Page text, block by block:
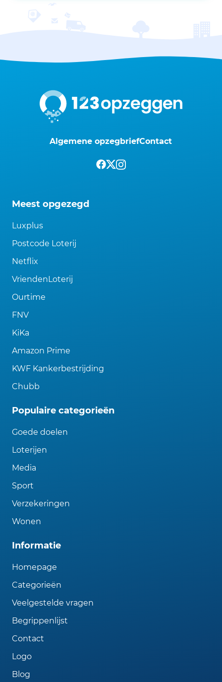
Algemene opzegbriefContact
Meest opgezegd
Luxplus
Postcode Loterij
Netflix
VriendenLoterij
Ourtime
FNV
KiKa
Amazon Prime
KWF Kankerbestrijding
Chubb
Populaire categorieën
Goede doelen
Loterijen
Media
Sport
Verzekeringen
Wonen
Informatie
Homepage
Categorieën
Veelgestelde vragen
Begrippenlijst
Contact
Logo
Blog